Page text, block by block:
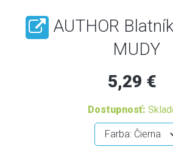
AUTHOR
MUDY
5,29 €
Dostupnosť: